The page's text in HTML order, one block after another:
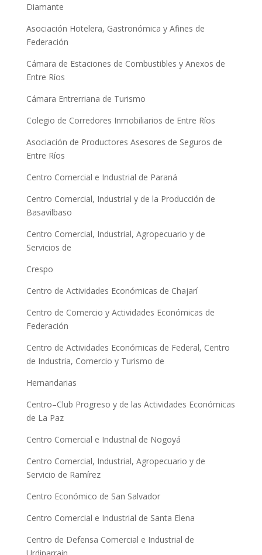
Diamante
Asociación Hotelera, Gastronómica y Afines de
Federación
Cámara de Estaciones de Combustibles y Anexos de
Entre Ríos
Cámara Entrerriana de Turismo
Colegio de Corredores Inmobiliarios de Entre Ríos
Asociación de Productores Asesores de Seguros de
Entre Ríos
Centro Comercial e Industrial de Paraná
Centro Comercial, Industrial y de la Producción de
Basavilbaso
Centro Comercial, Industrial, Agropecuario y de
Servicios de
Crespo
Centro de Actividades Económicas de Chajarí
Centro de Comercio y Actividades Económicas de
Federación
Centro de Actividades Económicas de Federal, Centro
de Industria, Comercio y Turismo de
Hernandarias
Centro–Club Progreso y de las Actividades Económicas
de La Paz
Centro Comercial e Industrial de Nogoyá
Centro Comercial, Industrial, Agropecuario y de
Servicio de Ramírez
Centro Económico de San Salvador
Centro Comercial e Industrial de Santa Elena
Centro de Defensa Comercial e Industrial de